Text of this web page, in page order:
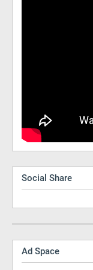
Social Share
Ad Space